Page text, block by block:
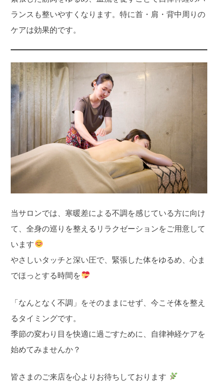
ランスも整いやすくなります。特に首・肩・背中周りの
ケアは効果的です。
当サロンでは、寒暖差による不調を感じている方に向け
て、全身の巡りを整えるリラクゼーションをご用意して
います
やさしいタッチと深い圧で、緊張した体をゆるめ、心ま
でほっとする時間を
「なんとなく不調」をそのままにせず、今こそ体を整え
るタイミングです。
季節の変わり目を快適に過ごすために、自律神経ケアを
始めてみませんか？
皆さまのご来店を心よりお待ちしております